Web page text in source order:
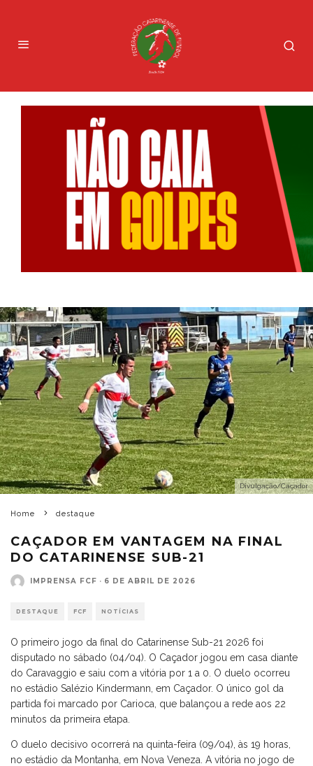
Divulgação/Caçador
Home destaque
CAÇADOR EM VANTAGEM NA FINAL
DO CATARINENSE SUB-21
IMPRENSA FCF · 6 DE ABRIL DE 2026
DESTAQUE FCF NOTÍCIAS
O primeiro jogo da final do Catarinense Sub-21 2026 foi
disputado no sábado (04/04). O Caçador jogou em casa diante
do Caravaggio e saiu com a vitória por 1 a 0. O duelo ocorreu
no estádio Salézio Kindermann, em Caçador. O único gol da
partida foi marcado por Carioca, que balançou a rede aos 22
minutos da primeira etapa.
O duelo decisivo ocorrerá na quinta-feira (09/04), às 19 horas,
no estádio da Montanha, em Nova Veneza. A vitória no jogo de